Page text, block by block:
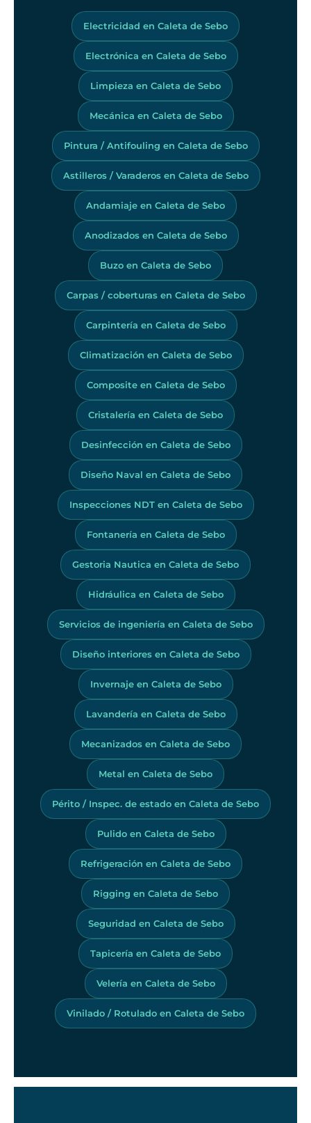
Electricidad en Caleta de Sebo
Electrónica en Caleta de Sebo
Limpieza en Caleta de Sebo
Mecánica en Caleta de Sebo
Pintura / Antifouling en Caleta de Sebo
Astilleros / Varaderos en Caleta de Sebo
Andamiaje en Caleta de Sebo
Anodizados en Caleta de Sebo
Buzo en Caleta de Sebo
Carpas / coberturas en Caleta de Sebo
Carpintería en Caleta de Sebo
Climatización en Caleta de Sebo
Composite en Caleta de Sebo
Cristalería en Caleta de Sebo
Desinfección en Caleta de Sebo
Diseño Naval en Caleta de Sebo
Inspecciones NDT en Caleta de Sebo
Fontanería en Caleta de Sebo
Gestoria Nautica en Caleta de Sebo
Hidráulica en Caleta de Sebo
Servicios de ingeniería en Caleta de Sebo
Diseño interiores en Caleta de Sebo
Invernaje en Caleta de Sebo
Lavandería en Caleta de Sebo
Mecanizados en Caleta de Sebo
Metal en Caleta de Sebo
Périto / Inspec. de estado en Caleta de Sebo
Pulido en Caleta de Sebo
Refrigeración en Caleta de Sebo
Rigging en Caleta de Sebo
Seguridad en Caleta de Sebo
Tapicería en Caleta de Sebo
Velería en Caleta de Sebo
Vinilado / Rotulado en Caleta de Sebo